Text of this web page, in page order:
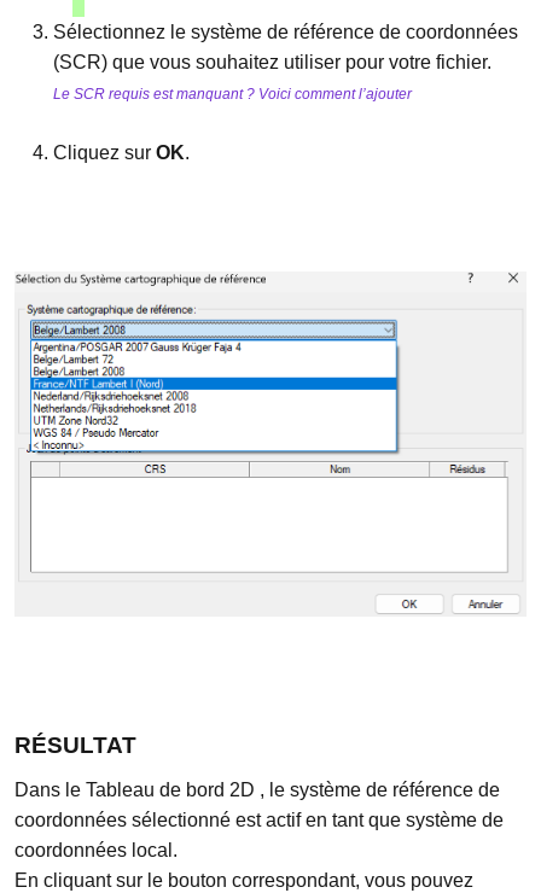
Sélectionnez le système de référence de coordonnées
(SCR) que vous souhaitez utiliser pour votre fichier.
Le SCR requis est manquant ? Voici comment l’ajouter
Cliquez sur OK.
RÉSULTAT
Dans le Tableau de bord 2D , le système de référence de
coordonnées sélectionné est actif en tant que système de
coordonnées local.
En cliquant sur le bouton correspondant, vous pouvez